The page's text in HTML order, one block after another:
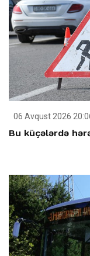
06 Avqust 2026
Bu küçələrdə